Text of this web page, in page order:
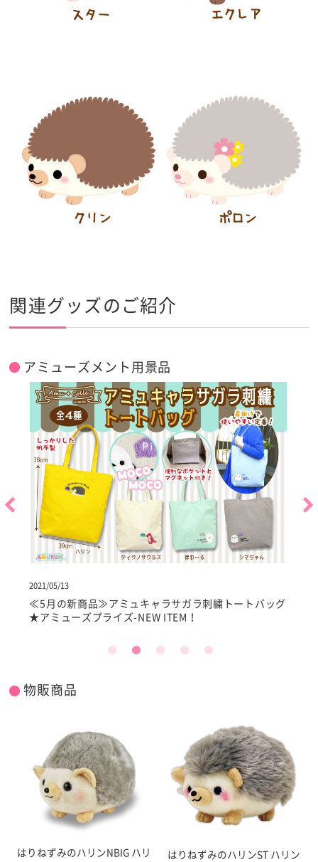
関連グッズのご紹介
アミューズメント用景品
2021/05/13
≪5月の新商品≫アミュキャラサガラ刺繍トートバッグ
★アミューズプライズ-NEW ITEM！
物販商品
はりねずみのハリンNBIG ハリ
はりねずみのハリンST ハリン